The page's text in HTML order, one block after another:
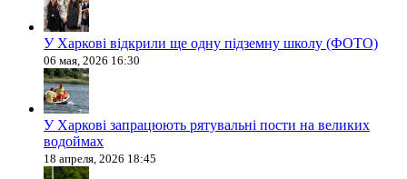
У Харкові відкрили ще одну підземну школу (ФОТО)
06 мая, 2026 16:30
У Харкові запрацюють рятувальні пости на великих
водоймах
18 апреля, 2026 18:45